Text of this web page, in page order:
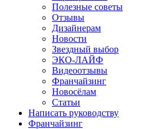
Полезные советы
Отзывы
Дизайнерам
Новости
Звездный выбор
ЭКО-ЛАЙФ
Видеоотзывы
Франчайзинг
Новосёлам
Статьи
Написать руководству
Франчайзинг